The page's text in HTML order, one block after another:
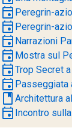
event Peregrin-
event Peregrin-
event Narrazioni
event Mostra sul
eventTrop Secret
event Passeggiata
book Architettura
event Incontro